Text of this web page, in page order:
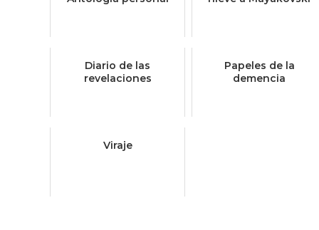
Diario de las
revelaciones
Papeles de la
demencia
Viraje